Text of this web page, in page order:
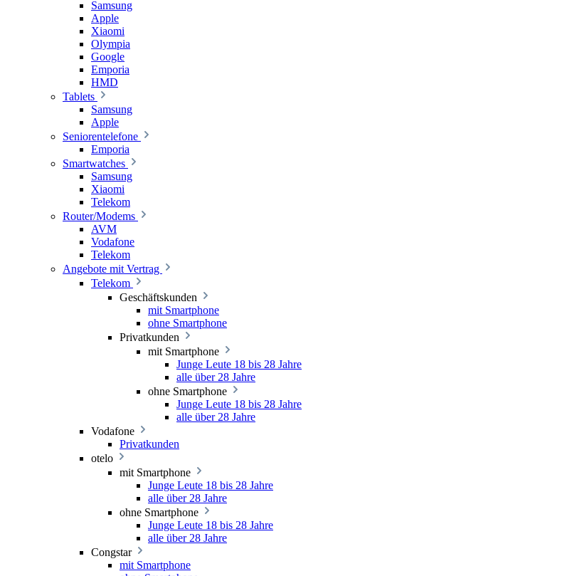
Samsung
Apple
Xiaomi
Olympia
Google
Emporia
HMD
Tablets
Samsung
Apple
Seniorentelefone
Emporia
Smartwatches
Samsung
Xiaomi
Telekom
Router/Modems
AVM
Vodafone
Telekom
Angebote mit Vertrag
Telekom
Geschäftskunden
mit Smartphone
ohne Smartphone
Privatkunden
mit Smartphone
Junge Leute 18 bis 28 Jahre
alle über 28 Jahre
ohne Smartphone
Junge Leute 18 bis 28 Jahre
alle über 28 Jahre
Vodafone
Privatkunden
otelo
mit Smartphone
Junge Leute 18 bis 28 Jahre
alle über 28 Jahre
ohne Smartphone
Junge Leute 18 bis 28 Jahre
alle über 28 Jahre
Congstar
mit Smartphone